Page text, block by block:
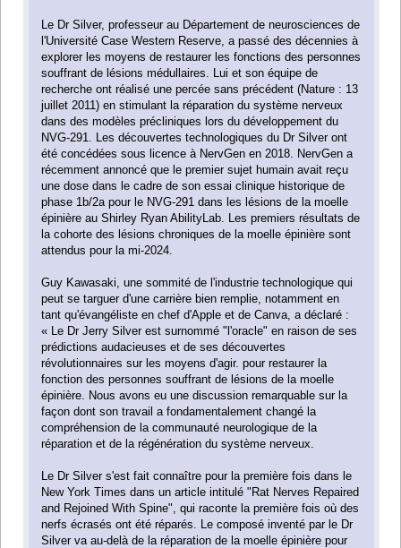
Le Dr Silver, professeur au Département de neurosciences de
l'Université Case Western Reserve, a passé des décennies à
explorer les moyens de restaurer les fonctions des personnes
souffrant de lésions médullaires. Lui et son équipe de
recherche ont réalisé une percée sans précédent (Nature : 13
juillet 2011) en stimulant la réparation du système nerveux
dans des modèles précliniques lors du développement du
NVG-291. Les découvertes technologiques du Dr Silver ont
été concédées sous licence à NervGen en 2018. NervGen a
récemment annoncé que le premier sujet humain avait reçu
une dose dans le cadre de son essai clinique historique de
phase 1b/2a pour le NVG-291 dans les lésions de la moelle
épinière au Shirley Ryan AbilityLab. Les premiers résultats de
la cohorte des lésions chroniques de la moelle épinière sont
attendus pour la mi-2024.
Guy Kawasaki, une sommité de l'industrie technologique qui
peut se targuer d'une carrière bien remplie, notamment en
tant qu'évangéliste en chef d'Apple et de Canva, a déclaré :
« Le Dr Jerry Silver est surnommé "l'oracle" en raison de ses
prédictions audacieuses et de ses découvertes
révolutionnaires sur les moyens d'agir. pour restaurer la
fonction des personnes souffrant de lésions de la moelle
épinière. Nous avons eu une discussion remarquable sur la
façon dont son travail a fondamentalement changé la
compréhension de la communauté neurologique de la
réparation et de la régénération du système nerveux.
Le Dr Silver s'est fait connaître pour la première fois dans le
New York Times dans un article intitulé "Rat Nerves Repaired
and Rejoined With Spine", qui raconte la première fois où des
nerfs écrasés ont été réparés. Le composé inventé par le Dr
Silver va au-delà de la réparation de la moelle épinière pour